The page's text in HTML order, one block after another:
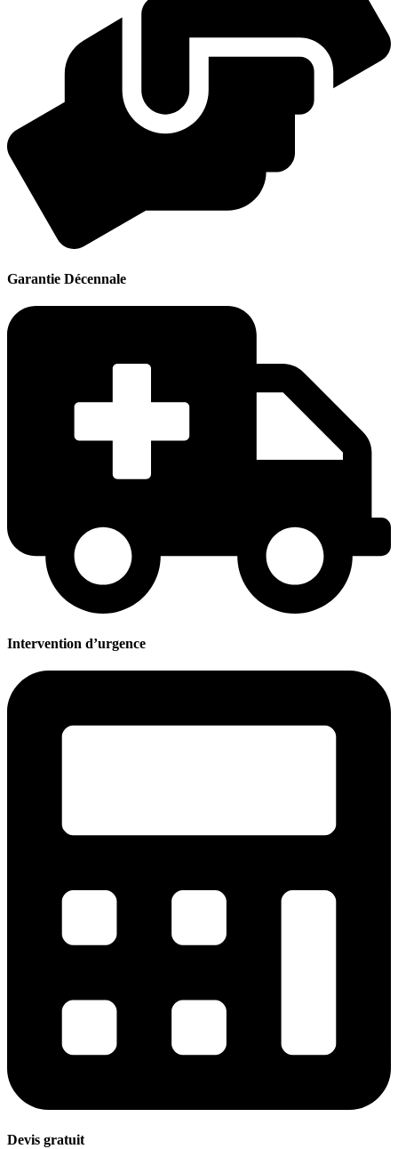
Garantie Décennale
Intervention d’urgence
Devis gratuit